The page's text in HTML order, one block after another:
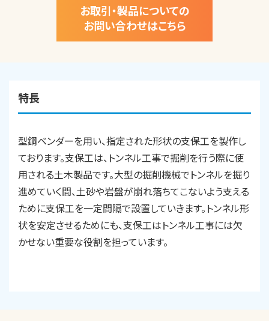
お取引・製品についての
お問い合わせはこちら
特長
型鋼ベンダーを用い、指定された形状の支保工を製作し
ております。支保工は、トンネル工事で掘削を行う際に使
用される土木製品です。大型の掘削機械でトンネルを掘り
進めていく間、土砂や岩盤が崩れ落ちてこないよう支える
ために支保工を一定間隔で設置していきます。トンネル形
状を安定させるためにも、支保工はトンネル工事には欠
かせない重要な役割を担っています。